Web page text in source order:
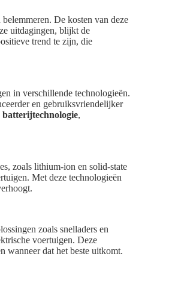
De kosten van deze
uitdagingen, blijkt de
trend te zijn, die
in verschillende technologieën.
en gebruiksvriendelijker
batterijtechnologie,
zoals lithium-ion en solid-state
Met deze technologieën
zoals snelladers en
voertuigen. Deze
wanneer dat het beste uitkomt.